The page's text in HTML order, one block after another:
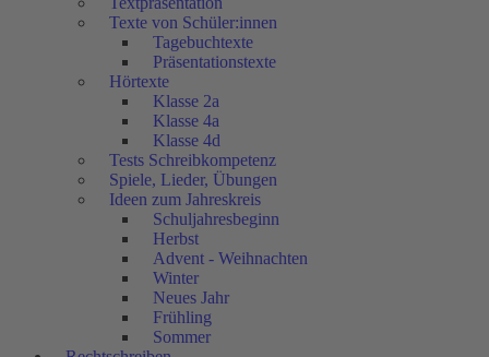
Texte von Schüler:innen
Tagebuchtexte
Präsentationstexte
Hörtexte
Klasse 2a
Klasse 4a
Klasse 4d
Tests Schreibkompetenz
Spiele, Lieder, Übungen
Ideen zum Jahreskreis
Schuljahresbeginn
Herbst
Advent - Weihnachten
Winter
Neues Jahr
Frühling
Sommer